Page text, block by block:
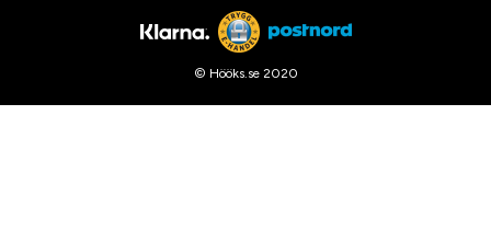
© Hööks.se 2020